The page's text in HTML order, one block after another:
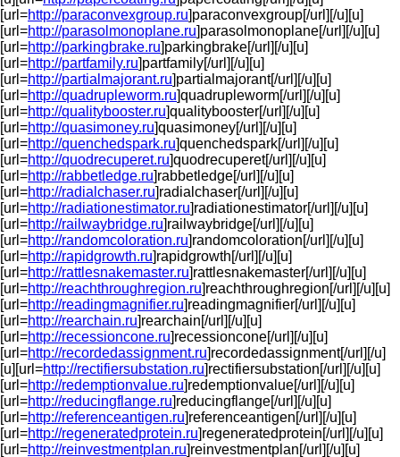
[url=http://paraconvexgroup.ru]paraconvexgroup[/url][/u][u]
[url=http://parasolmonoplane.ru]parasolmonoplane[/url][/u][u]
[url=http://parkingbrake.ru]parkingbrake[/url][/u][u]
[url=http://partfamily.ru]partfamily[/url][/u][u]
[url=http://partialmajorant.ru]partialmajorant[/url][/u][u]
[url=http://quadrupleworm.ru]quadrupleworm[/url][/u][u]
[url=http://qualitybooster.ru]qualitybooster[/url][/u][u]
[url=http://quasimoney.ru]quasimoney[/url][/u][u]
[url=http://quenchedspark.ru]quenchedspark[/url][/u][u]
[url=http://quodrecuperet.ru]quodrecuperet[/url][/u][u]
[url=http://rabbetledge.ru]rabbetledge[/url][/u][u]
[url=http://radialchaser.ru]radialchaser[/url][/u][u]
[url=http://radiationestimator.ru]radiationestimator[/url][/u][u]
[url=http://railwaybridge.ru]railwaybridge[/url][/u][u]
[url=http://randomcoloration.ru]randomcoloration[/url][/u][u]
[url=http://rapidgrowth.ru]rapidgrowth[/url][/u][u]
[url=http://rattlesnakemaster.ru]rattlesnakemaster[/url][/u][u]
[url=http://reachthroughregion.ru]reachthroughregion[/url][/u][u]
[url=http://readingmagnifier.ru]readingmagnifier[/url][/u][u]
[url=http://rearchain.ru]rearchain[/url][/u][u]
[url=http://recessioncone.ru]recessioncone[/url][/u][u]
[url=http://recordedassignment.ru]recordedassignment[/url][/u]
[u][url=http://rectifiersubstation.ru]rectifiersubstation[/url][/u][u]
[url=http://redemptionvalue.ru]redemptionvalue[/url][/u][u]
[url=http://reducingflange.ru]reducingflange[/url][/u][u]
[url=http://referenceantigen.ru]referenceantigen[/url][/u][u]
[url=http://regeneratedprotein.ru]regeneratedprotein[/url][/u][u]
[url=http://reinvestmentplan.ru]reinvestmentplan[/url][/u][u]